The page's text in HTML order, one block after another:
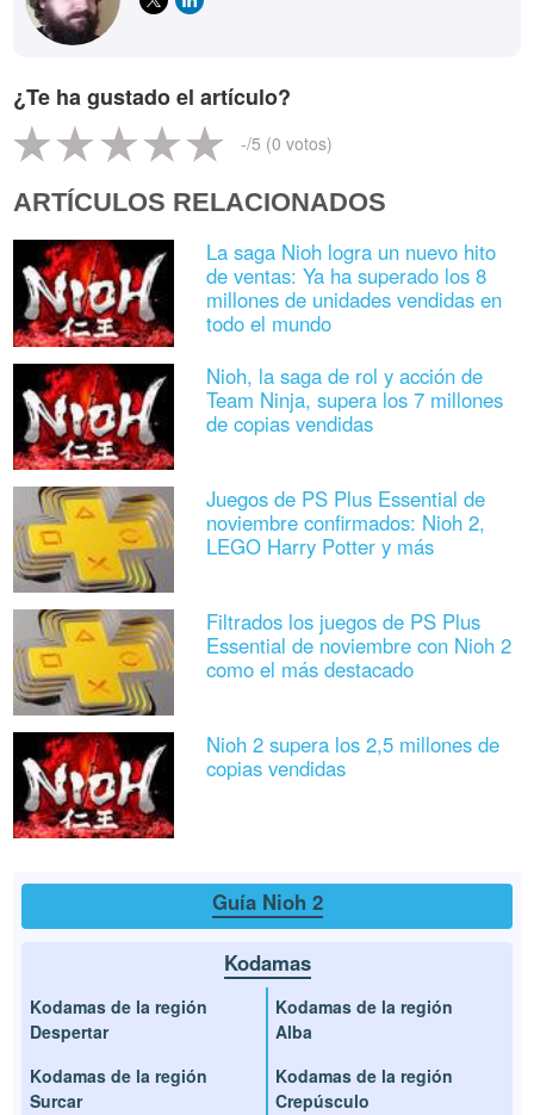
¿Te ha gustado el artículo?
-/5 (0 votos)
ARTÍCULOS RELACIONADOS
La saga Nioh logra un nuevo hito
de ventas: Ya ha superado los 8
millones de unidades vendidas en
todo el mundo
Nioh, la saga de rol y acción de
Team Ninja, supera los 7 millones
de copias vendidas
Juegos de PS Plus Essential de
noviembre confirmados: Nioh 2,
LEGO Harry Potter y más
Filtrados los juegos de PS Plus
Essential de noviembre con Nioh 2
como el más destacado
Nioh 2 supera los 2,5 millones de
copias vendidas
Guía Nioh 2
Kodamas
Kodamas de la región
Despertar
Kodamas de la región
Surcar
Kodamas de la región
Alba
Kodamas de la región
Crepúsculo